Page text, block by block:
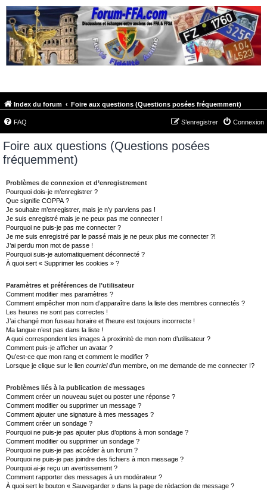
Index du forum Foire aux questions (Questions posées fréquemment)
FAQ Connexion
S’enregistrer
Foire aux questions (Questions posées
fréquemment)
Problèmes de connexion et d’enregistrement
Pourquoi dois-je m’enregistrer ?
Que signifie COPPA ?
Je souhaite m’enregistrer, mais je n’y parviens pas !
Je suis enregistré mais je ne peux pas me connecter !
Pourquoi ne puis-je pas me connecter ?
Je me suis enregistré par le passé mais je ne peux plus me connecter ?!
J’ai perdu mon mot de passe !
Pourquoi suis-je automatiquement déconnecté ?
À quoi sert « Supprimer les cookies » ?
Paramètres et préférences de l’utilisateur
Comment modifier mes paramètres ?
Comment empêcher mon nom d’apparaître dans la liste des membres connectés ?
Les heures ne sont pas correctes !
J’ai changé mon fuseau horaire et l’heure est toujours incorrecte !
Ma langue n’est pas dans la liste !
A quoi correspondent les images à proximité de mon nom d’utilisateur ?
Comment puis-je afficher un avatar ?
Qu’est-ce que mon rang et comment le modifier ?
Lorsque je clique sur le lien courrield’un membre, on me demande de me connecter !?
Problèmes liés à la publication de messages
Comment créer un nouveau sujet ou poster une réponse ?
Comment modifier ou supprimer un message ?
Comment ajouter une signature à mes messages ?
Comment créer un sondage ?
Pourquoi ne puis-je pas ajouter plus d’options à mon sondage ?
Comment modifier ou supprimer un sondage ?
Pourquoi ne puis-je pas accéder à un forum ?
Pourquoi ne puis-je pas joindre des fichiers à mon message ?
Pourquoi ai-je reçu un avertissement ?
Comment rapporter des messages à un modérateur ?
À quoi sert le bouton « Sauvegarder » dans la page de rédaction de message ?